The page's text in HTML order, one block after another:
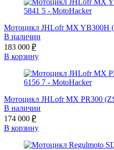
Мотоцикл JHLofr MX YB300H
В наличии
183 000 ₽
В корзину
Мотоцикл JHLofr MX PR300
В наличии
174 000 ₽
В корзину